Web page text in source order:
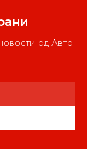
од Авто